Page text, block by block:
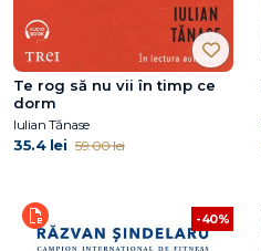
Te rog să nu vii în timp ce
dorm
Iulian Tănase
35.4 lei 59.00 lei
-40%